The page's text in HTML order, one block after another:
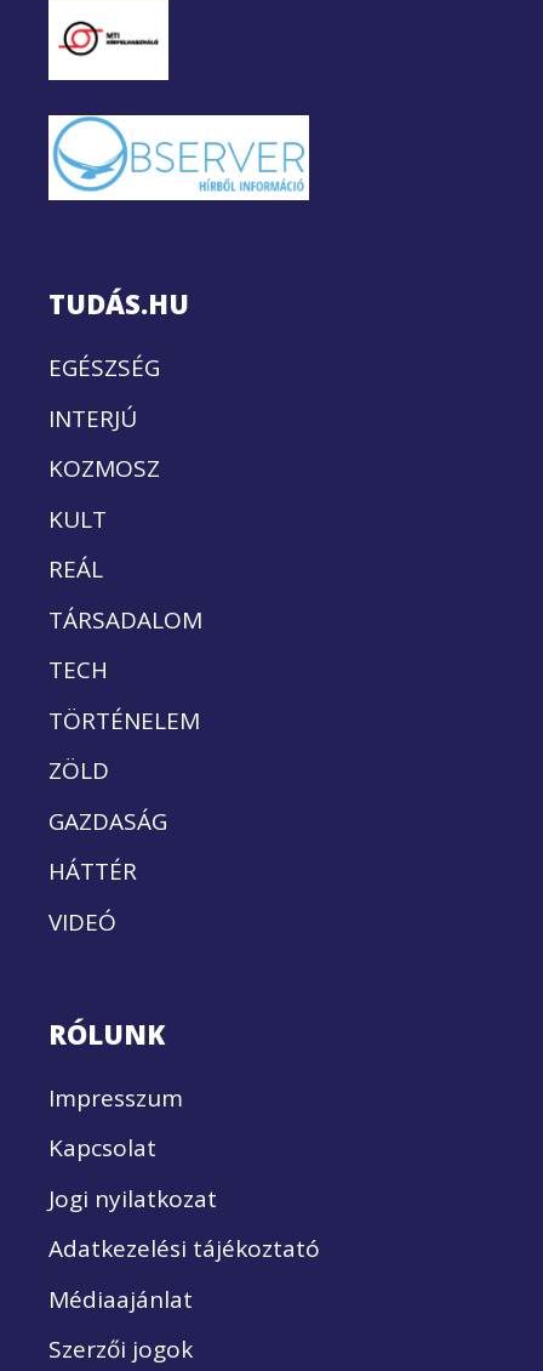
TUDÁS.HU
EGÉSZSÉG
INTERJÚ
KOZMOSZ
KULT
REÁL
TÁRSADALOM
TECH
TÖRTÉNELEM
ZÖLD
GAZDASÁG
HÁTTÉR
VIDEÓ
RÓLUNK
Impresszum
Kapcsolat
Jogi nyilatkozat
Adatkezelési tájékoztató
Médiaajánlat
Szerzői jogok